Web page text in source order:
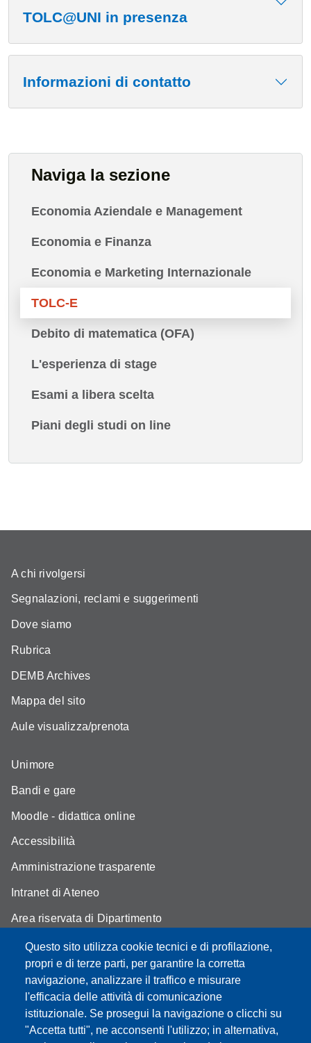
TOLC@UNI in presenza
Informazioni di contatto
Naviga la sezione
Economia Aziendale e Management
Economia e Finanza
Economia e Marketing Internazionale
TOLC-E
Debito di matematica (OFA)
L'esperienza di stage
Esami a libera scelta
Piani degli studi on line
Questo sito utilizza cookie tecnici e di profilazione,
propri e di terze parti, per garantire la corretta
navigazione, analizzare il traffico e misurare
l'efficacia delle attività di comunicazione
istituzionale. Se prosegui la navigazione o clicchi su
"Accetta tutti", ne acconsenti l'utilizzo; in alternativa,
A chi rivolgersi
Segnalazioni, reclami e suggerimenti
Dove siamo
Rubrica
DEMB Archives
Mappa del sito
Aule visualizza/prenota
Unimore
Bandi e gare
Moodle - didattica online
Accessibilità
Amministrazione trasparente
Intranet di Ateneo
Area riservata di Dipartimento
Cambia idea sui cookie
Privacy e cookie policy